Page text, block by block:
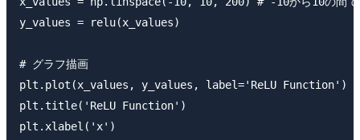
y_values = relu(x_values)
# グラフ描画
plt.plot(x_values, y_values, label='ReLU Function')
plt.title('ReLU Function')
plt.xlabel('x')